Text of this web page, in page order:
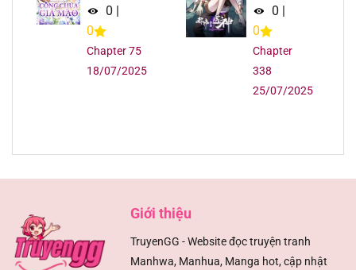
Chapter 32 13/08/2025
Chapter 31 13/08/2025
13/08/2025
Chapter 27
Chapter 26 13/08/2025
Dành Cho
Công Chúa
Giả Mạo
0
0
Chapter 75
18/07/2025
Thần
0
0
Chapter
338
25/07/2025
Giới thiệu
TruyenGG - Website đọc truyện tranh
Manhwa, Manhua, Manga hot, cập nhật